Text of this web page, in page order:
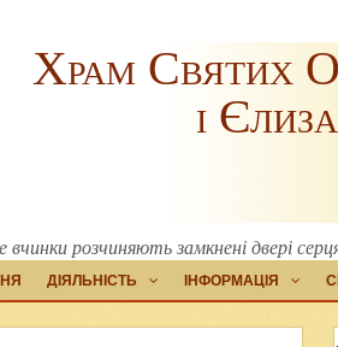
Храм Святих
і
вчинки розчиняють замкнені двері
ДІЯЛЬНІСТЬ ІНФОРМАЦІЯ